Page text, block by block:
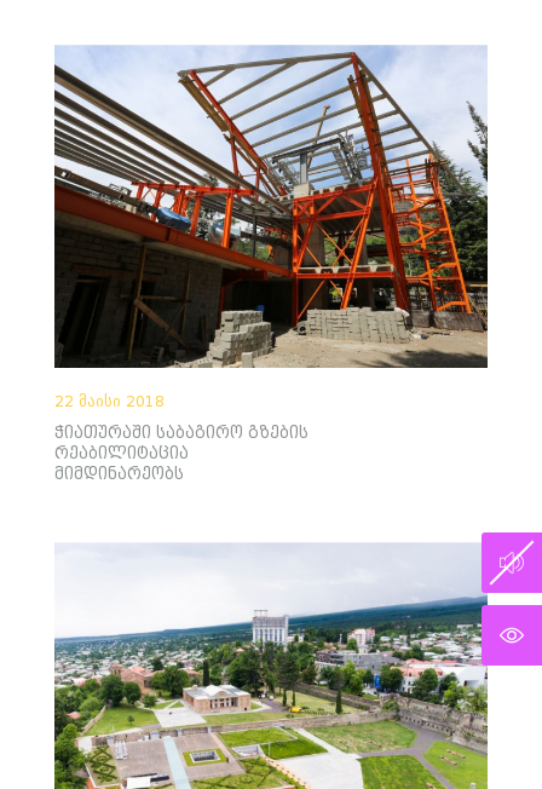
22 მაისი 2018
ჭიათურაში საბაგირო გზების
რეაბილიტაცია
მიმდინარეობს